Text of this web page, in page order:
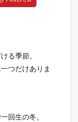
る季節。
つだけありま
回生の冬。